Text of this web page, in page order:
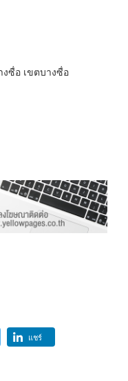
ซื่อ เขตบางซื่อ
แชร์